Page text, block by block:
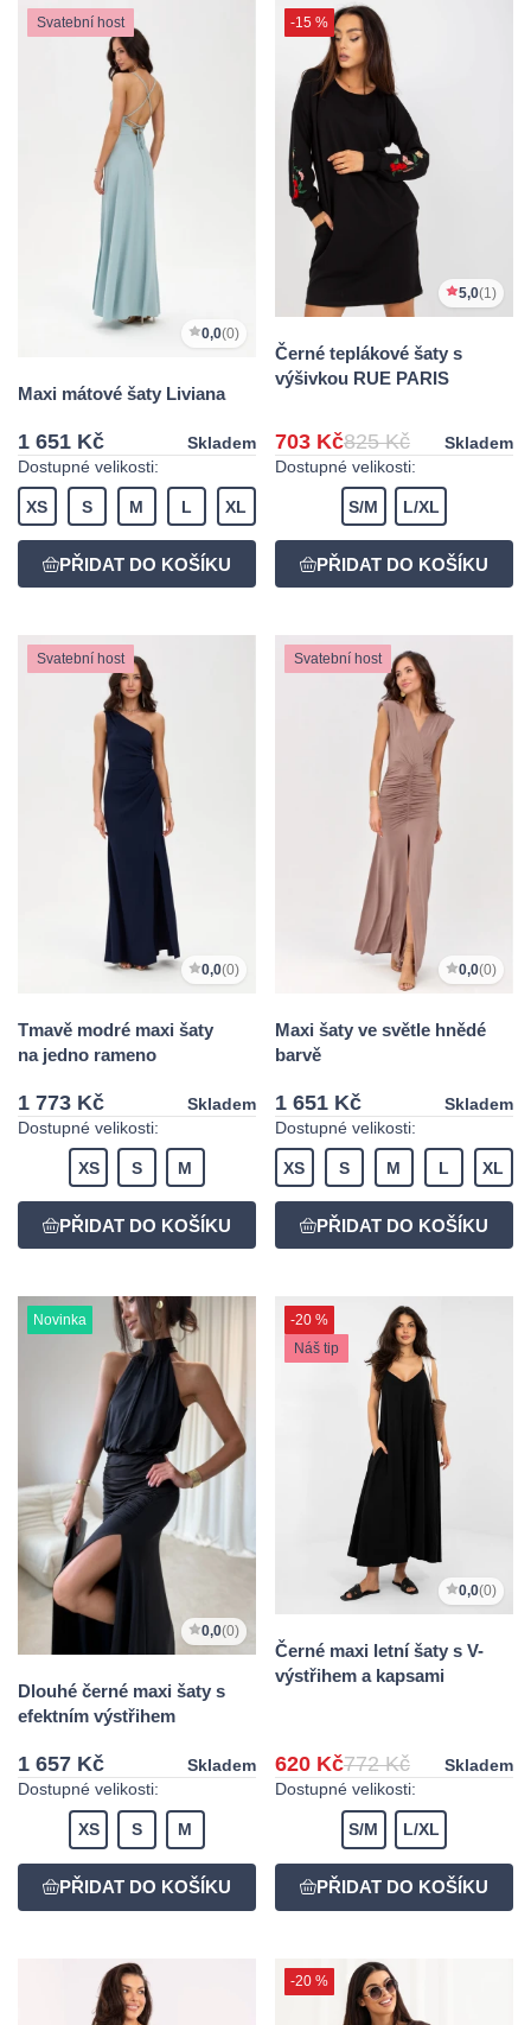
Svatební host
0,0(0)
Maxi mátové šaty Liviana
1 651 Kč
Skladem
Dostupné velikosti:
XS S M L XL
-15 %
5,0(1)
Černé teplákové šaty s
výšivkou RUE PARIS
703 Kč825 Kč
Skladem
Dostupné velikosti:
S/M L/XL
Svatební host
0,0(0)
Tmavě modré maxi šaty
na jedno rameno
1 773 Kč
Skladem
Dostupné velikosti:
XS S M
Svatební host
0,0(0)
Maxi šaty ve světle hnědé
barvě
1 651 Kč
Skladem
Dostupné velikosti:
XS S M L XL
Novinka
0,0(0)
Dlouhé černé maxi šaty s
efektním výstřihem
1 657 Kč
Skladem
Dostupné velikosti:
XS S M
-20 %
Náš tip
0,0(0)
Černé maxi letní šaty s V-
výstřihem a kapsami
620 Kč772 Kč
Skladem
Dostupné velikosti:
S/M L/XL
-20 %